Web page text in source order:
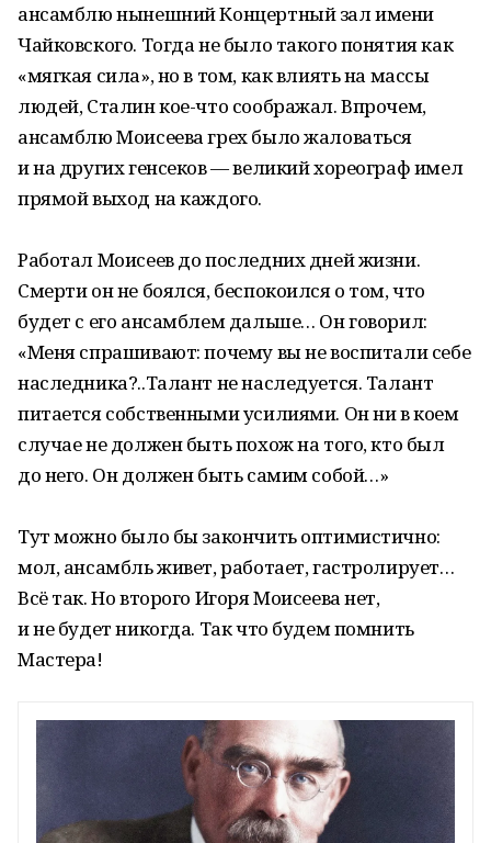
ансамблю нынешний Концертный зал имени
Чайковского. Тогда не было такого понятия как
«мягкая сила», но в том, как влиять на массы
людей, Сталин кое-что соображал. Впрочем,
ансамблю Моисеева грех было жаловаться
и на других генсеков — великий хореограф имел
прямой выход на каждого.
Работал Моисеев до последних дней жизни.
Смерти он не боялся, беспокоился о том, что
будет с его ансамблем дальше… Он говорил:
«Меня спрашивают: почему вы не воспитали себе
наследника?..Талант не наследуется. Талант
питается собственными усилиями. Он ни в коем
случае не должен быть похож на того, кто был
до него. Он должен быть самим собой…»
Тут можно было бы закончить оптимистично:
мол, ансамбль живет, работает, гастролирует…
Всё так. Но второго Игоря Моисеева нет,
и не будет никогда. Так что будем помнить
Мастера!